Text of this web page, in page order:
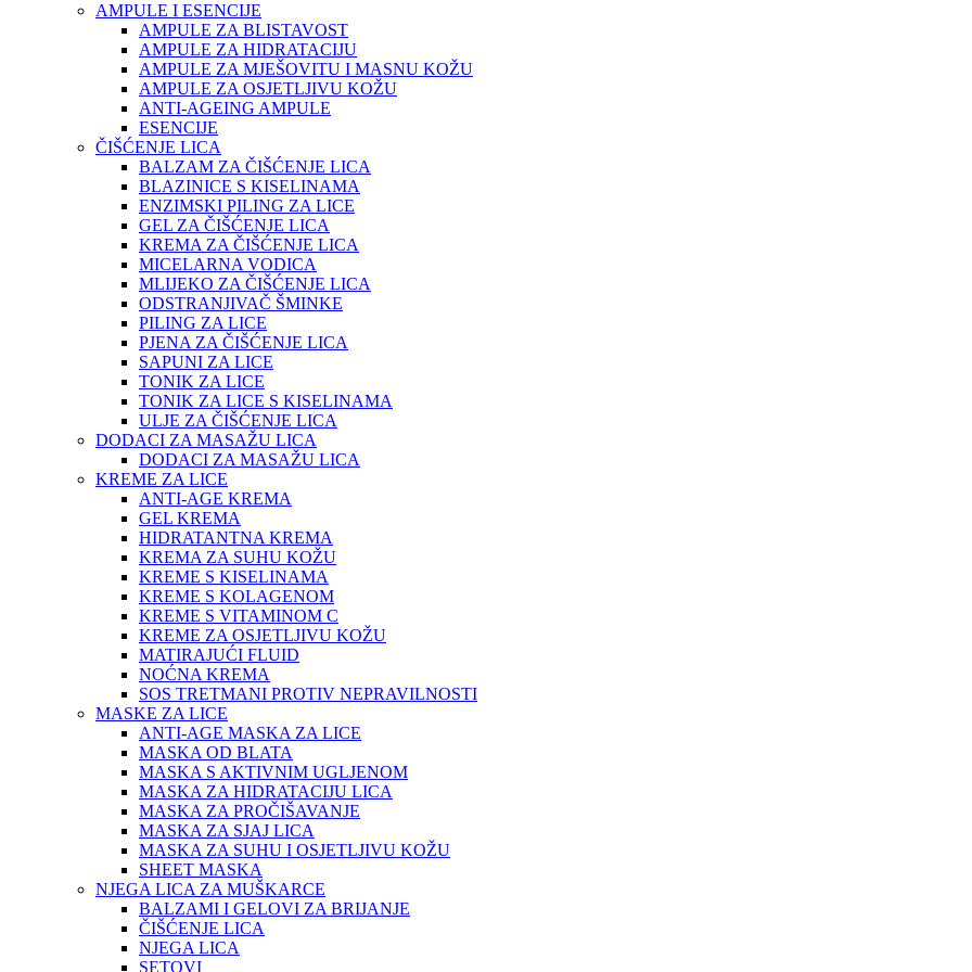
AMPULE I ESENCIJE
AMPULE ZA BLISTAVOST
AMPULE ZA HIDRATACIJU
AMPULE ZA MJEŠOVITU I MASNU KOŽU
AMPULE ZA OSJETLJIVU KOŽU
ANTI-AGEING AMPULE
ESENCIJE
ČIŠĆENJE LICA
BALZAM ZA ČIŠĆENJE LICA
BLAZINICE S KISELINAMA
ENZIMSKI PILING ZA LICE
GEL ZA ČIŠĆENJE LICA
KREMA ZA ČIŠĆENJE LICA
MICELARNA VODICA
MLIJEKO ZA ČIŠĆENJE LICA
ODSTRANJIVAČ ŠMINKE
PILING ZA LICE
PJENA ZA ČIŠĆENJE LICA
SAPUNI ZA LICE
TONIK ZA LICE
TONIK ZA LICE S KISELINAMA
ULJE ZA ČIŠĆENJE LICA
DODACI ZA MASAŽU LICA
DODACI ZA MASAŽU LICA
KREME ZA LICE
ANTI-AGE KREMA
GEL KREMA
HIDRATANTNA KREMA
KREMA ZA SUHU KOŽU
KREME S KISELINAMA
KREME S KOLAGENOM
KREME S VITAMINOM C
KREME ZA OSJETLJIVU KOŽU
MATIRAJUĆI FLUID
NOĆNA KREMA
SOS TRETMANI PROTIV NEPRAVILNOSTI
MASKE ZA LICE
ANTI-AGE MASKA ZA LICE
MASKA OD BLATA
MASKA S AKTIVNIM UGLJENOM
MASKA ZA HIDRATACIJU LICA
MASKA ZA PROČIŠAVANJE
MASKA ZA SJAJ LICA
MASKA ZA SUHU I OSJETLJIVU KOŽU
SHEET MASKA
NJEGA LICA ZA MUŠKARCE
BALZAMI I GELOVI ZA BRIJANJE
ČIŠĆENJE LICA
NJEGA LICA
SETOVI